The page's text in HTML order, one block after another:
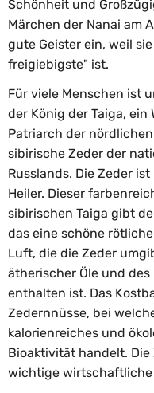
Schönheit und
Märchen der Nanai am
gute Geister ein, weil
freigiebigste" ist.
Für viele Menschen ist
der König der Taiga, ein
Patriarch der
sibirische Zeder der
Russlands. Die Zeder
Heiler. Dieser
sibirischen Taiga gibt
das eine schöne
Luft, die die Zeder
ätherischer Öle und
enthalten ist. Das
Zedernnüsse, bei
kalorienreiches und
Bioaktivität handelt.
wichtige wirtschaftliche